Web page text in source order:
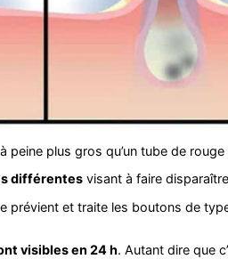
peine plus gros qu’un tube de
différentes visant à faire
prévient et traite les boutons de
visibles en 24 h. Autant dire que